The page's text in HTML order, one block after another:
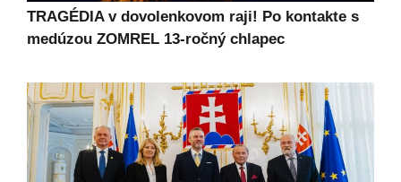
TRAGÉDIA v dovolenkovom raji! Po kontakte s
medúzou ZOMREL 13-ročný chlapec